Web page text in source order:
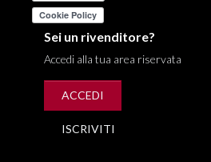
Sei un rivenditore?
Accedi alla tua area riservata
ACCEDI
ISCRIVITI